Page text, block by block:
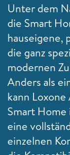
Unter dem
die Smart
hauseigene,
die ganz
modernen
Anders als
kann
Smart
eine
einzelnen